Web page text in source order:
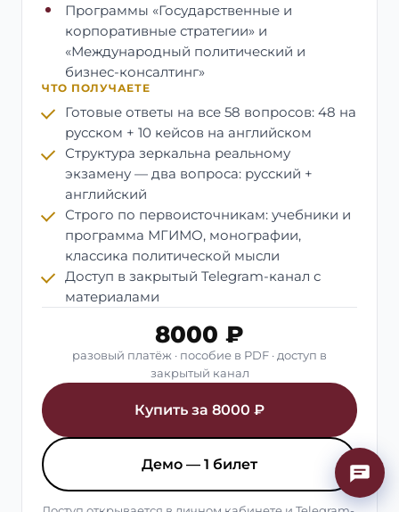
Программы «Государственные и
корпоративные стратегии» и
«Международный политический и
бизнес-консалтинг»
ЧТО ПОЛУЧАЕТЕ
Готовые ответы на все 58 вопросов: 48 на
русском + 10 кейсов на английском
Структура зеркальна реальному
экзамену — два вопроса: русский +
английский
Строго по первоисточникам: учебники и
программа МГИМО, монографии,
классика политической мысли
Доступ в закрытый Telegram-канал с
материалами
8000 ₽
разовый платёж · пособие в PDF · доступ в
закрытый канал
Купить за 8000 ₽
Демо — 1 билет